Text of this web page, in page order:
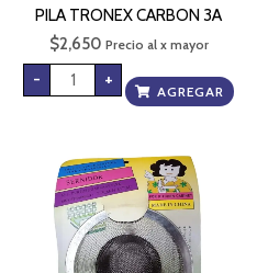
PILA TRONEX CARBON 3A
$2,650 Precio al x mayor
- +
AGREGAR
REF
EN0384
cantidad